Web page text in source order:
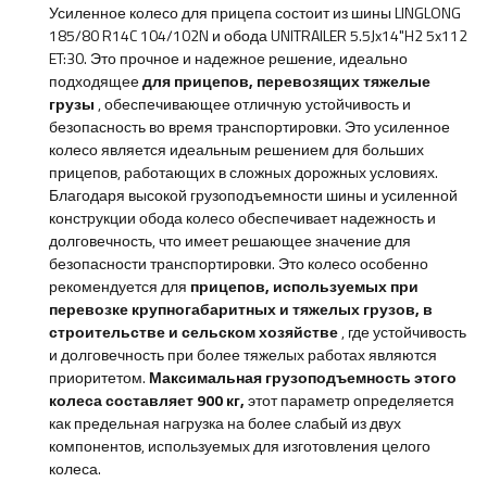
Усиленное колесо для прицепа состоит из шины LINGLONG
185/80 R14C 104/102N и обода UNITRAILER 5.5Jx14"H2 5x112
ET:30. Это прочное и надежное решение, идеально
подходящеедля прицепов, перевозящих тяжелые
грузы, обеспечивающее отличную устойчивость и
безопасность во время транспортировки. Это усиленное
колесо является идеальным решением для больших
прицепов, работающих в сложных дорожных условиях.
Благодаря высокой грузоподъемности шины и усиленной
конструкции обода колесо обеспечивает надежность и
долговечность, что имеет решающее значение для
безопасности транспортировки. Это колесо особенно
рекомендуется для прицепов, используемых при
перевозке крупногабаритных и тяжелых грузов, в
строительстве и сельском хозяйстве, где устойчивость
и долговечность при более тяжелых работах являются
приоритетом. Максимальная грузоподъемность этого
колеса составляет900кг,этот параметропределяется
как предельная нагрузка на более слабый из двух
компонентов, используемых для изготовления целого
колеса.